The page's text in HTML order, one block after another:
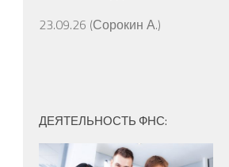
23.09.26 (Сорокин А.)
ДЕЯТЕЛЬНОСТЬ ФНС: